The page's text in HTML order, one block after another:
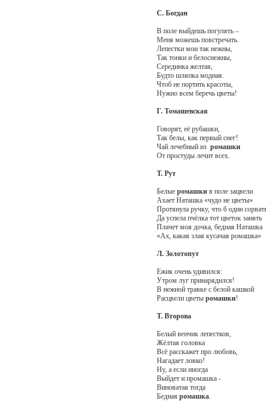
С. Богдан
В поле выйдешь погулять –
Меня можешь повстречать.
Лепестки мои так нежны,
Так тонки и белоснежны,
Серединка желтая,
Будто шляпка модная.
Чтоб не портить красоты,
Нужно всем беречь цветы!
Г. Томашевская
Говорят, её рубашки,
Так белы, как первый снег!
Чай лечебный из ромашки
От простуды лечит всех.
Т. Рут
Белые ромашкив поле зацвели
Ахает Наташка «чудо не цветы»
Протянула ручку, что б один
Да успела пчёлка тот цветок занять
Плачет моя дочка, бедная Наташка
«Ах, какая злая кусачая ромашка»
Л. Золотопут
Ежик очень удивился:
Утром луг принарядился!
В нежной травке с белой кашкой
Расцвели цветы ромашки!
Т. Второва
Белый венчик лепестков,
Жёлтая головка
Всё расскажет про любовь,
Нагадает ловко!
Ну, а если иногда
Выйдет и промашка -
Виноватая тогда
Бедная ромашка.